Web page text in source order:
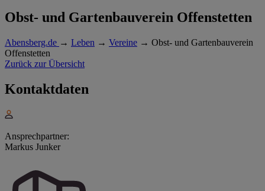
Obst- und Gartenbauverein Offenstetten
Abensberg.de → Leben → Vereine → Obst- und Gartenbauverein
Offenstetten
Zurück zur Übersicht
Kontaktdaten
Ansprechpartner:
Markus Junker